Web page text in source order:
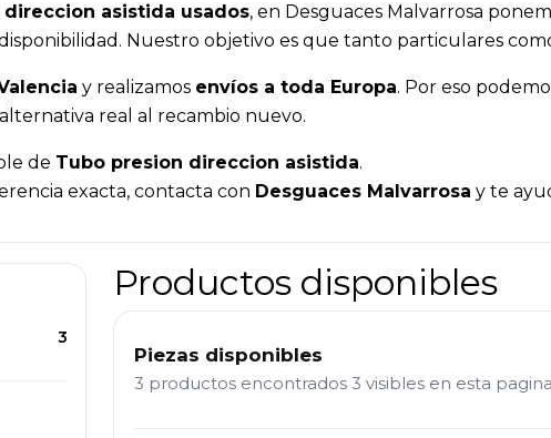
asistida usados, en Desguaces Malvarrosa
Nuestro objetivo es que tanto particulares
y realizamos envíos a toda Europa. Por eso
real al recambio nuevo.
de Tubo presion direccion asistida.
exacta, contacta con Desguaces Malvarrosa y te
3
Productos disponibles
Piezas disponibles
3 productos encontrados 3 visibles en esta pagina